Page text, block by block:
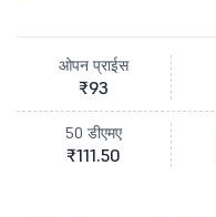
ओपन प्राईस
₹93
50 डीएमए
₹111.50